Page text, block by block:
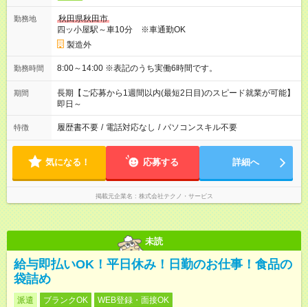
勤務地
秋田県秋田市
四ッ小屋駅～車10分 ※車通勤OK
製造外
勤務時間 8:00～14:00 ※表記のうち実働6時間です。
期間
長期【ご応募から1週間以内(最短2日目)のスピード就業が可能】
即日～
特徴 履歴書不要 / 電話対応なし / パソコンスキル不要
気になる！ 応募する 詳細へ
掲載元企業名 株式会社テクノ・サービス
未読
給与即払いOK！平日休み！日勤のお仕事！食品の
袋詰め
派遣 ブランクOK WEB登録・面接OK